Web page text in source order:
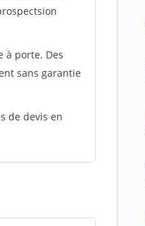
à porte. Des
sans garantie
de devis en